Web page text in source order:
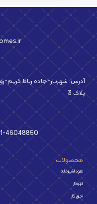
آدرس: شهریار-جاده رباط
پلاک 3
46048850
محصولات
هود آشپزخانه
فرتوکار
اجاق گاز